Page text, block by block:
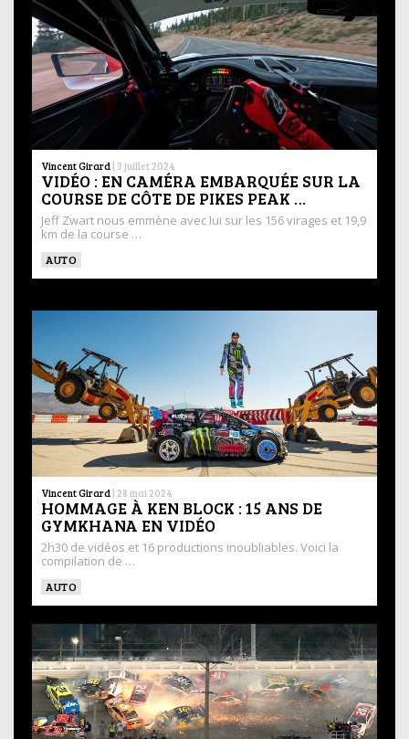
Vincent Girard | 3 juillet 2024
VIDÉO : EN CAMÉRA EMBARQUÉE SUR LA
COURSE DE CÔTE DE PIKES PEAK …
Jeff Zwart nous emmène avec lui sur les 156 virages et 19,9
km de la course …
AUTO
Vincent Girard | 28 mai 2024
HOMMAGE À KEN BLOCK : 15 ANS DE
GYMKHANA EN VIDÉO
2h30 de vidéos et 16 productions inoubliables. Voici la
compilation de …
AUTO